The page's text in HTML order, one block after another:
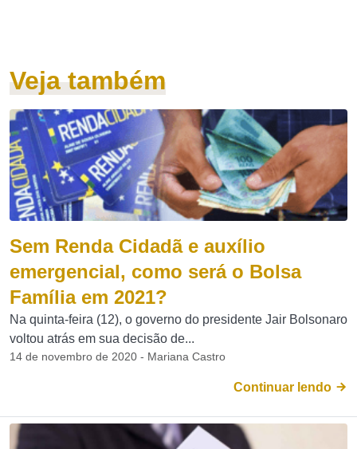
Veja também
Sem Renda Cidadã e auxílio
emergencial, como será o Bolsa
Família em 2021?
Na quinta-feira (12), o governo do presidente Jair Bolsonaro
voltou atrás em sua decisão de...
14 de novembro de 2020 - Mariana Castro
Continuar lendo